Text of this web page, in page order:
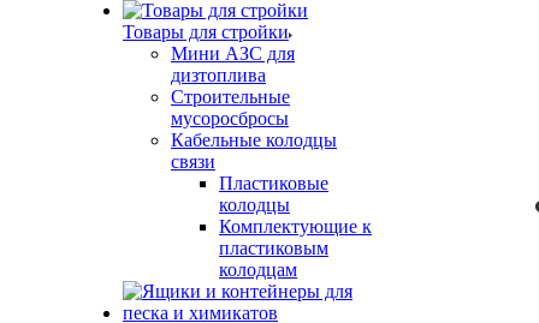
Товары для стройки
Мини АЗС для
дизтоплива
Строительные
мусоросбросы
Кабельные колодцы
связи
Пластиковые
колодцы
Комплектующие к
пластиковым
колодцам